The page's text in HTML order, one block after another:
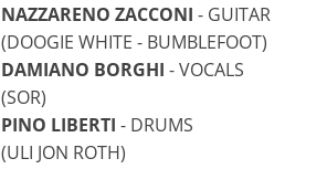
NAZZARENO ZACCONI - GUITAR
(DOOGIE WHITE - BUMBLEFOOT)
DAMIANO BORGHI - VOCALS
(SOR)
PINO LIBERTI - DRUMS
(ULI JON ROTH)